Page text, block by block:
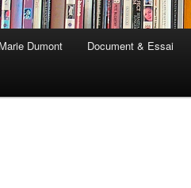
Dumont Document & Essai